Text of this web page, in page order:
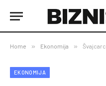
Home » Ekonomija » Švajcarci
EKONOMIJA